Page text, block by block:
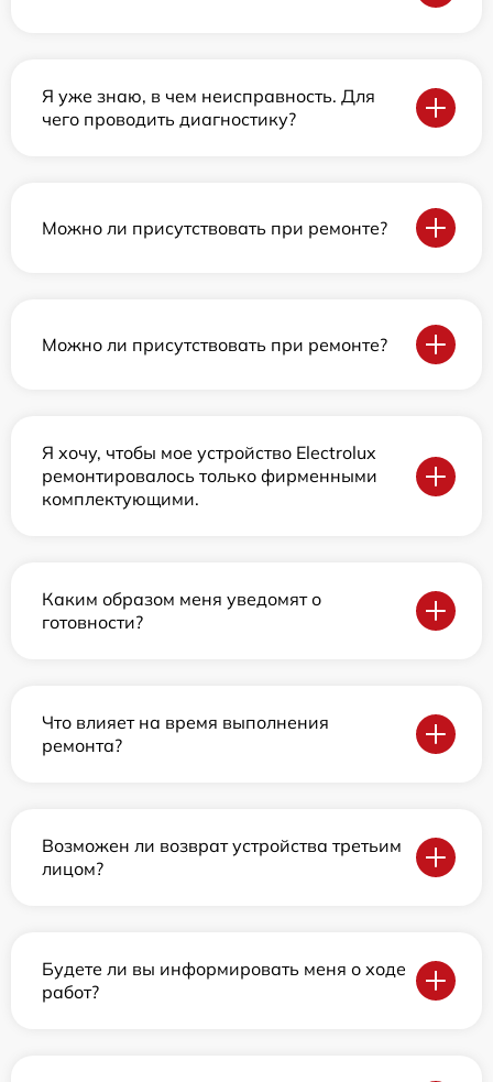
Я уже знаю, в чем неисправность. Для
чего проводить диагностику?
Можно ли присутствовать при ремонте?
Можно ли присутствовать при ремонте?
Я хочу, чтобы мое устройство Electrolux
ремонтировалось только фирменными
комплектующими.
Каким образом меня уведомят о
готовности?
Что влияет на время выполнения
ремонта?
Возможен ли возврат устройства третьим
лицом?
Будете ли вы информировать меня о ходе
работ?